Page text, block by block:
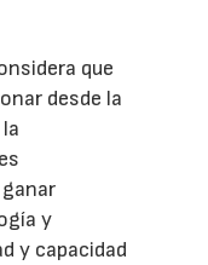
que
desde la
y
y capacidad